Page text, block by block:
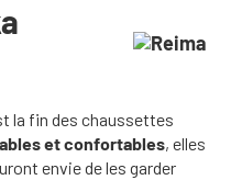
la fin des chaussettes
et confortables, elles
envie de les garder